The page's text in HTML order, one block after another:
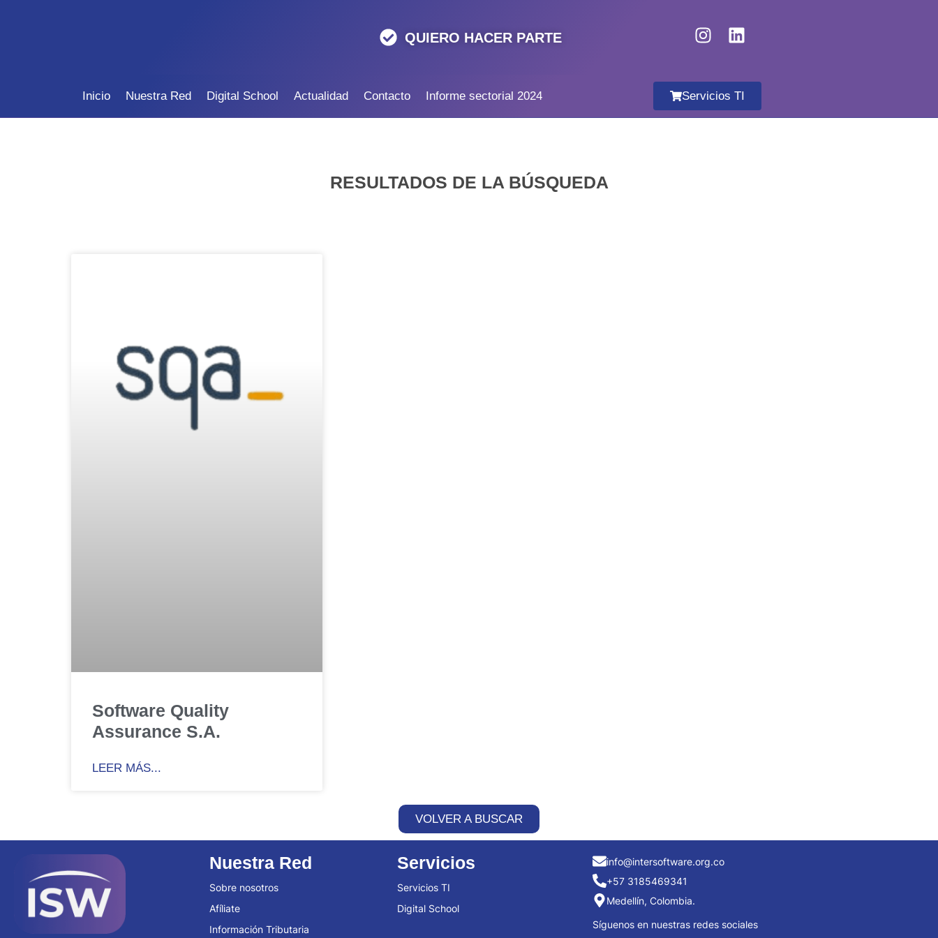
QUIERO HACER PARTE
Inicio Nuestra Red Digital School Actualidad Contacto Informe sectorial 2024 Servicios TI
RESULTADOS DE LA BÚSQUEDA
Software Quality
Assurance S.A.
LEER MÁS...
VOLVER A BUSCAR
Nuestra Red
Sobre nosotros
Afíliate
Información Tributaria
Servicios
Servicios TI
Digital School
info@intersoftware.org.co
+57 3185469341
Medellín, Colombia.
Síguenos en nuestras redes sociales